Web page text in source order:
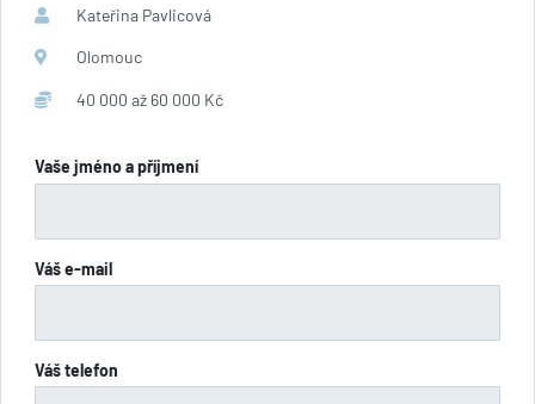
Kateřina Pavlicová
Olomouc
40 000 až 60 000 Kč
Vaše jméno a příjmení
Váš e-mail
Váš telefon